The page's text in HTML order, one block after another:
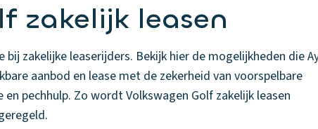
zakelijk leasen
bij zakelijke leaserijders. Bekijk hier de mogelijkheden die
aanbod en lease met de zekerheid van voorspelbare
pechhulp. Zo wordt Volkswagen Golf zakelijk leasen